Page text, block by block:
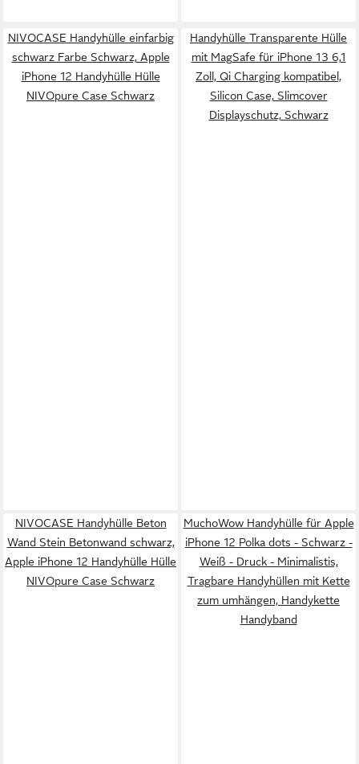
NIVOCASE Handyhülle einfarbig
schwarz Farbe Schwarz, Apple
iPhone 12 Handyhülle Hülle
NIVOpure Case Schwarz
Handyhülle Transparente Hülle
mit MagSafe für iPhone 13 6,1
Zoll, Qi Charging kompatibel,
Silicon Case, Slimcover
Displayschutz, Schwarz
NIVOCASE Handyhülle Beton
Wand Stein Betonwand schwarz,
Apple iPhone 12 Handyhülle Hülle
NIVOpure Case Schwarz
MuchoWow Handyhülle für Apple
iPhone 12 Polka dots - Schwarz -
Weiß - Druck - Minimalistis,
Tragbare Handyhüllen mit Kette
zum umhängen, Handykette
Handyband